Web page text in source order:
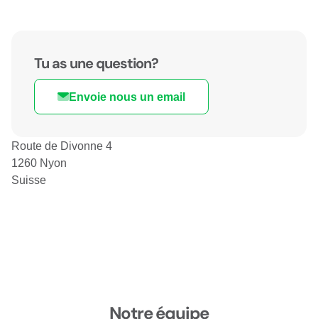
Tu as une question?
Envoie nous un email
Route de Divonne 4
1260 Nyon
Suisse
Notre équipe